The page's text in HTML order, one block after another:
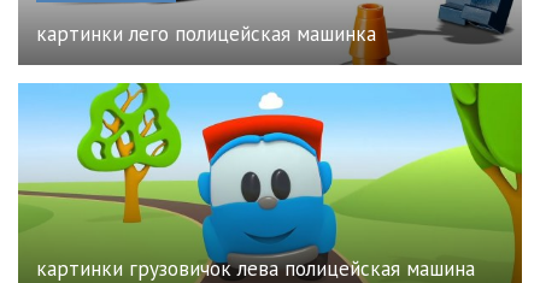
картинки лего полицейская машинка
картинки грузовичок лева полицейская машина